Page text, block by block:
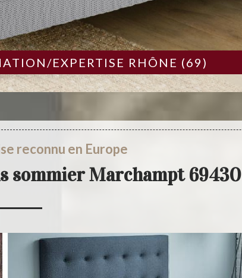
EXPERTISE RHÔNE (69)
reconnu en Europe
sommier Marchampt 69430